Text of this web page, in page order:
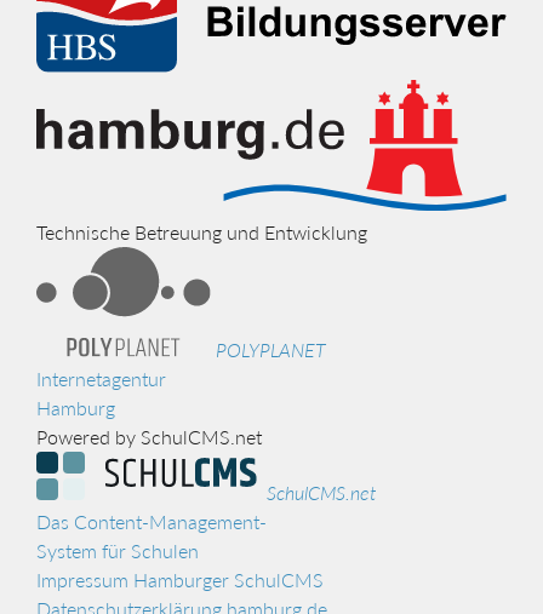
Technische Betreuung und Entwicklung
POLYPLANET
Internetagentur
Hamburg
Powered by SchulCMS.net
SchulCMS.net
Das Content-Management-
System für Schulen
Impressum Hamburger SchulCMS
Datenschutzerklärung hamburg.de